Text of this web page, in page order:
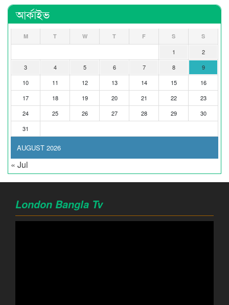
আর্কাইভ
AUGUST 2026
M T W T F S S
1
2
3
4 5 6 7 8
9
10
11 12 13 14 15
16
17
18 19 20 21 22
23
24
25 26 27 28 29
30
31
« Jul
London Bangla Tv